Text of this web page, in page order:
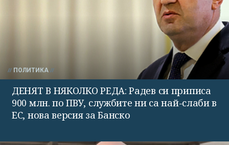
ПОЛИТИКА
ДЕНЯТ В НЯКОЛКО РЕДА: Радев си приписа
900 млн. по ПВУ, службите ни са най-слаби в
ЕС, нова версия за Банско